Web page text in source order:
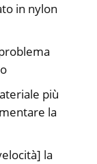
in nylon
più
la
la